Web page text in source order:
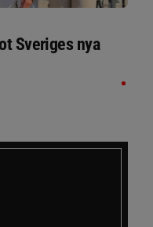
Sveriges nya